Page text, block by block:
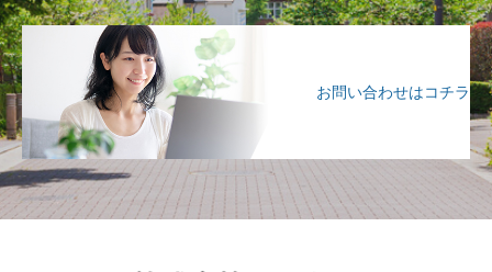
お問い合わせはコチラ